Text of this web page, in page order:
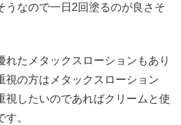
うなので一日2回塗るのが良さそ
れたメタックスローションもあり
視の方はメタックスローション
視したいのであればクリームと使
。